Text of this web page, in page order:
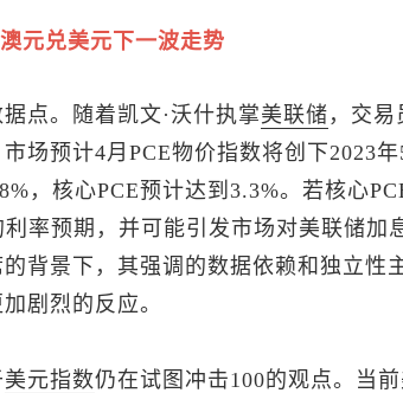
澳元兑美元下一波走势
点。随着凯文·沃什执掌美联储 ，交
场预计4月PCE物价指数将创下2023
，核心PCE预计达到3.3%。若核心
率预期，并可能引发市场对美联储加
背景下，其强调的数据依赖和独立性
剧烈的反应。
美元指数仍在试图冲击100的观点。当前